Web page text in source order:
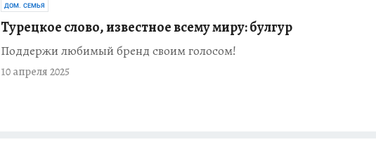
ДОМ. СЕМЬЯ
Турецкое слово, известное всему миру: булгур
Поддержи любимый бренд своим голосом!
10 апреля 2025